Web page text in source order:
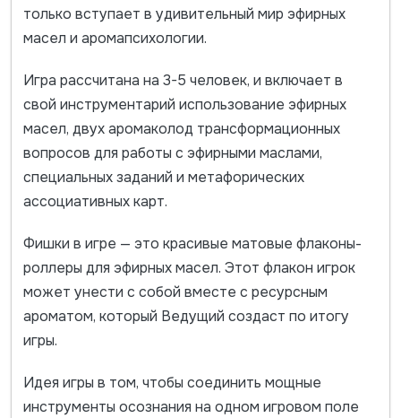
только вступает в удивительный мир эфирных
масел и аромапсихологии.
Игра рассчитана на 3-5 человек, и включает в
свой инструментарий использование эфирных
масел, двух аромаколод трансформационных
вопросов для работы с эфирными маслами,
специальных заданий и метафорических
ассоциативных карт.
Фишки в игре — это красивые матовые флаконы-
роллеры для эфирных масел. Этот флакон игрок
может унести с собой вместе с ресурсным
ароматом, который Ведущий создаст по итогу
игры.
Идея игры в том, чтобы соединить мощные
инструменты осознания на одном игровом поле